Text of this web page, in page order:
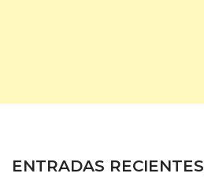
ENTRADAS RECIENTES